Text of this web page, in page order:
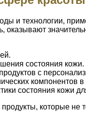
и технологии,
оказывают
состояния кожи.
с
компонентов в
состояния кожи
которые